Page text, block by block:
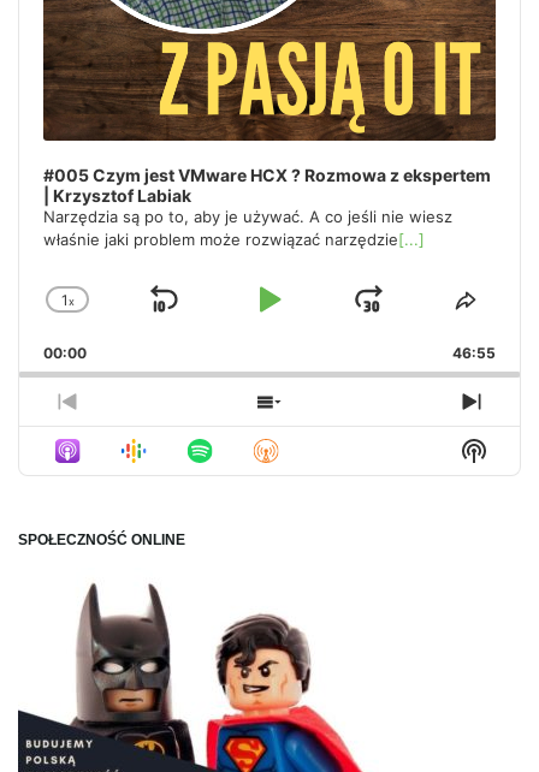
#005 Czym jest VMware HCX ? Rozmowa z ekspertem
| Krzysztof Labiak
Narzędzia są po to, aby je używać. A co jeśli nie wiesz
właśnie jaki problem może rozwiązać narzędzie[...]
Change
Rate
1x
Skip
Play
Jump
Forward
Share
00:00 46:55
Previous
Episode
Show
Episodes
List
Next
Show
SPOŁECZNOŚĆ ONLINE